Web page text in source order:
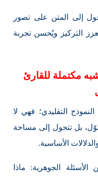
إلى المتن على تصور
التركيز ويُحسن تجربة
مكتملة للقارئ
التقليدي؛ فهي لا
بل تتحول إلى مساحة
الأساسية.
الجوهرية: ماذا